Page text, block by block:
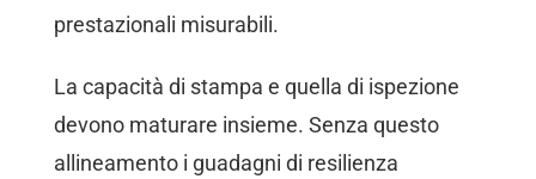
prestazionali misurabili.
La capacità di stampa e quella di ispezione
devono maturare insieme. Senza questo
allineamento i guadagni di resilienza